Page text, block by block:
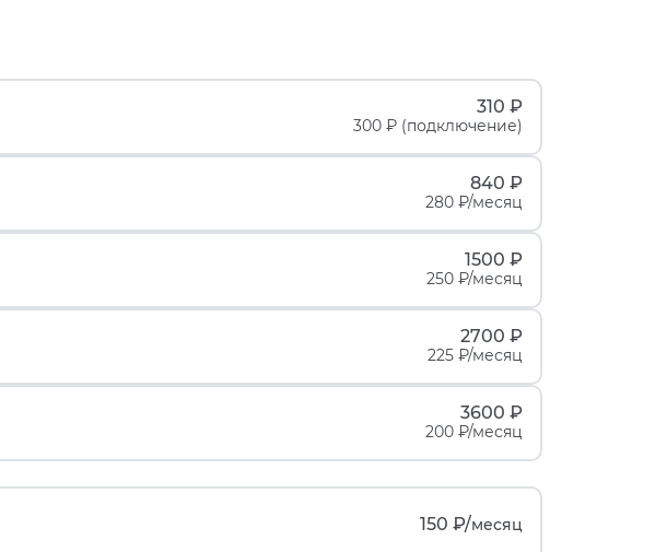
310 ₽
300 ₽ (подключение)
840 ₽
280 ₽/месяц
1500 ₽
250 ₽/месяц
2700 ₽
225 ₽/месяц
3600 ₽
200 ₽/месяц
150 ₽/месяц